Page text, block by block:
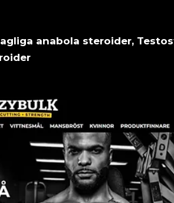
anabola steroider,